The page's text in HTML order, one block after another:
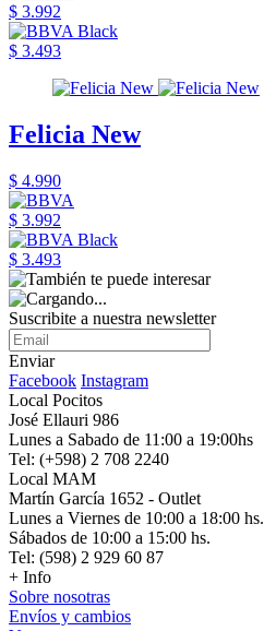
$ 3.992
$ 3.493
Felicia New
$ 4.990
$ 3.992
$ 3.493
Suscribite a nuestra newsletter
Enviar
Facebook Instagram
Local Pocitos
José Ellauri 986
Lunes a Sabado de 11:00 a 19:00hs
Tel: (+598) 2 708 2240
Local MAM
Martín García 1652 - Outlet
Lunes a Viernes de 10:00 a 18:00 hs.
Sábados de 10:00 a 15:00 hs.
Tel: (598) 2 929 60 87
+ Info
Sobre nosotras
Envíos y cambios